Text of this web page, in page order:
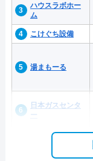
ハウスラボホー
ム
こけぐち設備
湯まもーる
日本ガスセンタ
ー